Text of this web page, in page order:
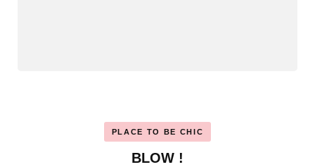
PLACE TO BE CHIC
BLOW !